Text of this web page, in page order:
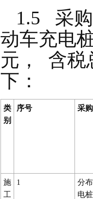
1.5   采
动车充电
元，  含税
下：
类
别
序号 采
施
工
1
分
电